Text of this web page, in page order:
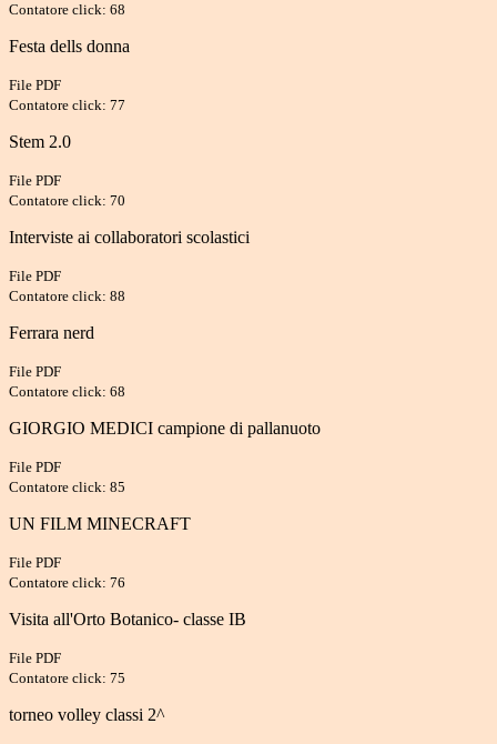
Contatore click: 68
Festa dells donna
File PDF
Contatore click: 77
Stem 2.0
File PDF
Contatore click: 70
Interviste ai collaboratori scolastici
File PDF
Contatore click: 88
Ferrara nerd
File PDF
Contatore click: 68
GIORGIO MEDICI campione di pallanuoto
File PDF
Contatore click: 85
UN FILM MINECRAFT
File PDF
Contatore click: 76
Visita all'Orto Botanico- classe IB
File PDF
Contatore click: 75
torneo volley classi 2^